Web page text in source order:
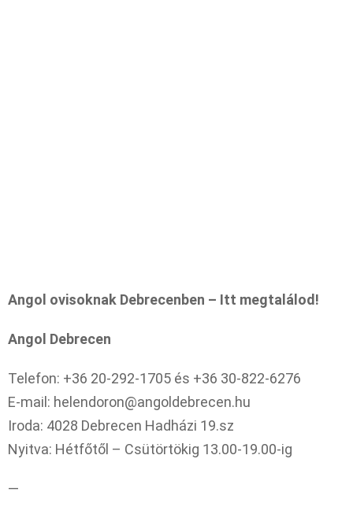
Angol ovisoknak Debrecenben – Itt megtalálod!
Angol Debrecen
Telefon: +36 20-292-1705 és +36 30-822-6276
E-mail: helendoron@angoldebrecen.hu
Iroda: 4028 Debrecen Hadházi 19.sz
Nyitva: Hétfőtől – Csütörtökig 13.00-19.00-ig
—